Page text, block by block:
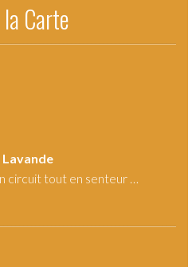
Carte
Lavande
circuit tout en senteur …